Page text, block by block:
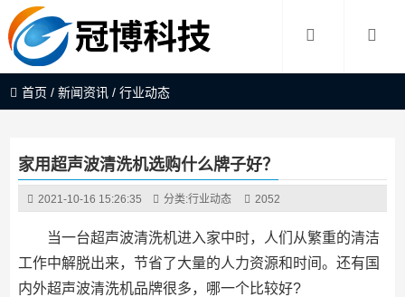
首页 /新闻资讯 /行业动态
家用超声波清洗机选购什么牌子好？
2021-10-16 15:26:35 分类:行业动态 2052
当一台超声波清洗机进入家中时，人们从繁重的清洁
工作中解脱出来，节省了大量的人力资源和时间。还有国
内外超声波清洗机品牌很多，哪一个比较好?